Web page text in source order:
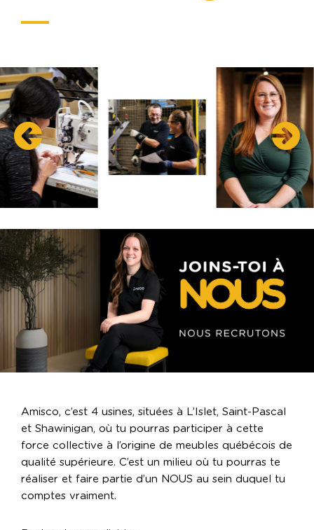
Amisco, c’est 4 usines, situées à L’Islet, Saint-Pascal
et Shawinigan, où tu pourras participer à cette
force collective à l’origine de meubles québécois de
qualité supérieure. C’est un milieu où tu pourras te
réaliser et faire partie d’un NOUS au sein duquel tu
comptes vraiment.